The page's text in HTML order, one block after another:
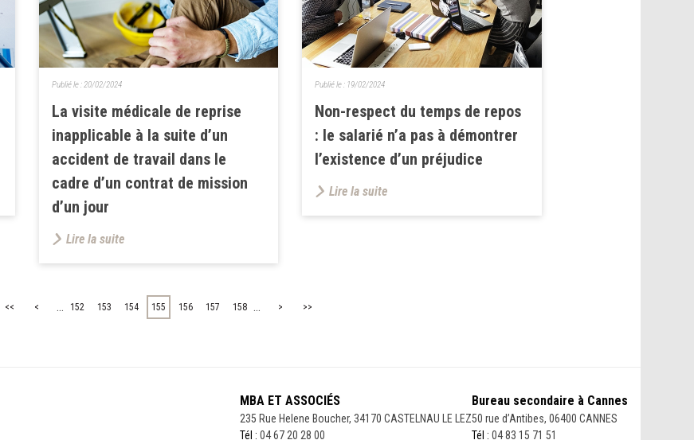
La visite médicale de reprise
inapplicable à la suite d’un
accident de travail dans le
cadre d’un contrat de mission
d’un jour
Publié le :20/02/2024
Lire la suite
Non-respect du temps de repos
: le salarié n’a pas à démontrer
l’existence d’un préjudice
Publié le : 19/02/2024
Lire la suite
<< < ... 152 153 154 155 156 157 158 ... > >>
MBA ET ASSOCIÉS
235 Rue Helene Boucher, 34170 CASTELNAU LE LEZ
Tél : 04 67 20 28 00
Bureau secondaire à Cannes
50 rue d’Antibes, 06400 CANNES
Tél : 04 83 15 71 51